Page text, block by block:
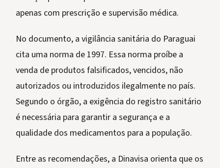
apenas com prescrição e supervisão médica.
No documento, a vigilância sanitária do Paraguai
cita uma norma de 1997. Essa norma proíbe a
venda de produtos falsificados, vencidos, não
autorizados ou introduzidos ilegalmente no país.
Segundo o órgão, a exigência do registro sanitário
é necessária para garantir a segurança e a
qualidade dos medicamentos para a população.
Entre as recomendações, a Dinavisa orienta que os